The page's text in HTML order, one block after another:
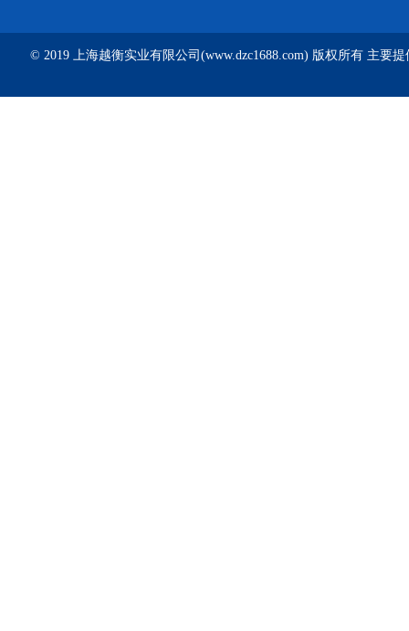
© 2019 上海越衡实业有限公司(www.dzc1688.com) 版权所有 主要提